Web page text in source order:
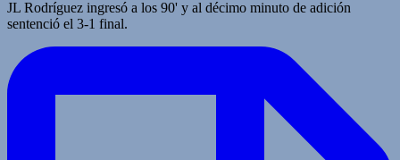
JL Rodríguez ingresó a los 90' y al décimo minuto de adición
sentenció el 3-1 final.